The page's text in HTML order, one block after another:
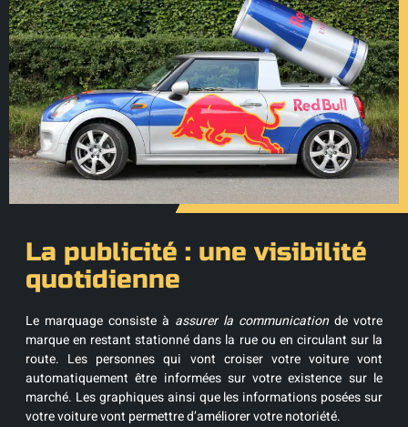
La publicité : une visibilité
quotidienne
Le marquage consiste à assurer la communication de votre
marque en restant stationné dans la rue ou en circulant sur la
route. Les personnes qui vont croiser votre voiture vont
automatiquement être informées sur votre existence sur le
marché. Les graphiques ainsi que les informations posées sur
votre voiture vont permettre d’améliorer votre notoriété.